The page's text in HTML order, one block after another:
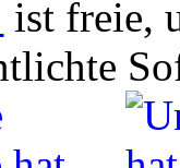
ist freie,